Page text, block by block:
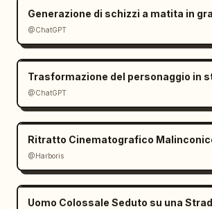
@ChatGPT
Trasformazione del personaggio in
@ChatGPT
Ritratto Cinematografico
@Harboris
Uomo Colossale Seduto su una